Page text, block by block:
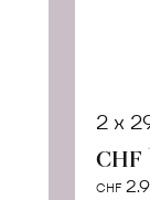
2 x
CHF
CHF